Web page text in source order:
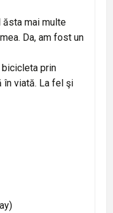
ăsta mai multe
Da, am fost un
prin
în viată. La fel şi